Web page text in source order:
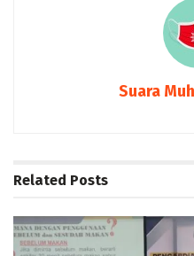
Suara
Related Posts